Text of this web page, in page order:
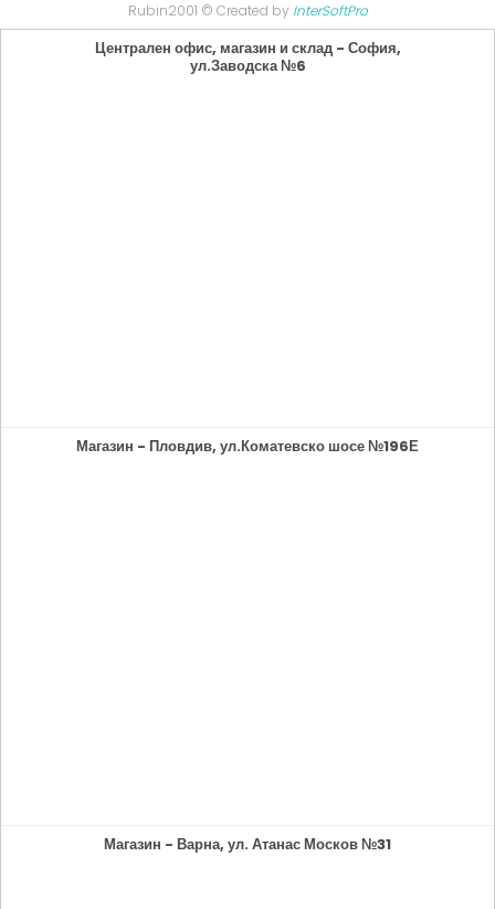
Rubin2001 © Created by InterSoftPro
Централен офис, магазин и склад - София,
ул.Заводска №6
Магазин - Пловдив, ул.Коматевско шосе №196Е
Магазин - Варна, ул. Атанас Москов №31